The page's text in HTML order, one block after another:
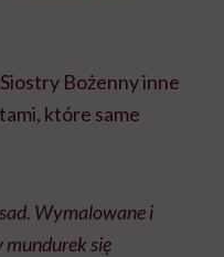
Bożenny inne
które same
Wymalowane i
mundurek się